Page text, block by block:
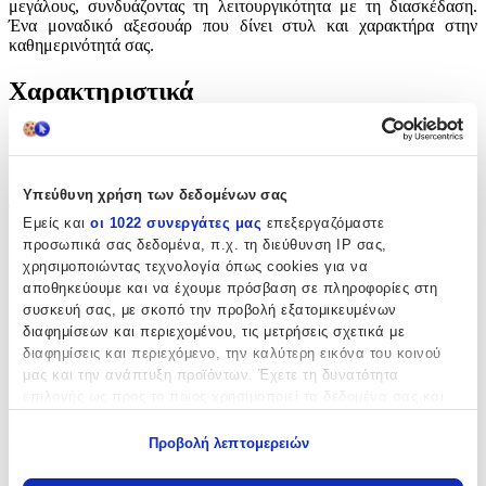
Υπεύθυνη χρήση των δεδομένων σας
Εμείς και οι 1022 συνεργάτες μας επεξεργαζόμαστε
προσωπικά σας δεδομένα, π.χ. τη διεύθυνση IP σας,
χρησιμοποιώντας τεχνολογία όπως cookies για να
αποθηκεύουμε και να έχουμε πρόσβαση σε πληροφορίες στη
συσκευή σας, με σκοπό την προβολή εξατομικευμένων
διαφημίσεων και περιεχομένου, τις μετρήσεις σχετικά με
διαφημίσεις και περιεχόμενο, την καλύτερη εικόνα του κοινού
μας και την ανάπτυξη προϊόντων. Έχετε τη δυνατότητα
Προβολή λεπτομερειών
μεγάλους, συνδυάζοντας τη λειτουργικότητα με τη διασκέδαση.
Ένα μοναδικό αξεσουάρ που δίνει στυλ και χαρακτήρα στην
καθημερινότητά σας.
Χαρακτηριστικά
Θέμα:
Μπρελόκ
Υλικό:
Υφασμάτινο
με Led: